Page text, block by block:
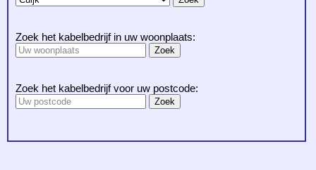
Zoek het kabelbedrijf in uw woonplaats:
Zoek het kabelbedrijf voor uw postcode: